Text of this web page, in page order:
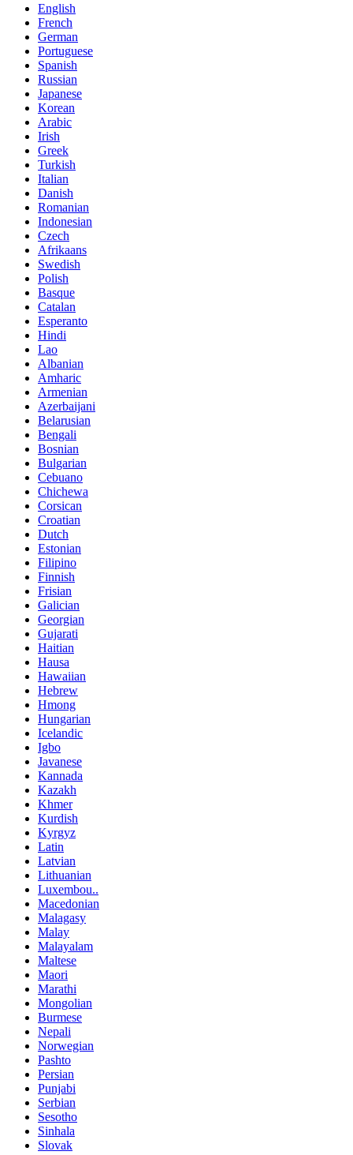
English
French
German
Portuguese
Spanish
Russian
Japanese
Korean
Arabic
Irish
Greek
Turkish
Italian
Danish
Romanian
Indonesian
Czech
Afrikaans
Swedish
Polish
Basque
Catalan
Esperanto
Hindi
Lao
Albanian
Amharic
Armenian
Azerbaijani
Belarusian
Bengali
Bosnian
Bulgarian
Cebuano
Chichewa
Corsican
Croatian
Dutch
Estonian
Filipino
Finnish
Frisian
Galician
Georgian
Gujarati
Haitian
Hausa
Hawaiian
Hebrew
Hmong
Hungarian
Icelandic
Igbo
Javanese
Kannada
Kazakh
Khmer
Kurdish
Kyrgyz
Latin
Latvian
Lithuanian
Luxembou..
Macedonian
Malagasy
Malay
Malayalam
Maltese
Maori
Marathi
Mongolian
Burmese
Nepali
Norwegian
Pashto
Persian
Punjabi
Serbian
Sesotho
Sinhala
Slovak